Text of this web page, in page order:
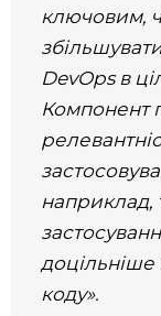
ключовим,
DevOps в
Компонент
наприклад,
доцільніше
коду».